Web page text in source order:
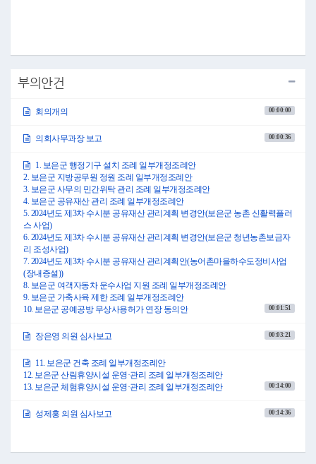
부의안건
회의개의 00:00:00
의회사무과장 보고 00:00:36
1. 보은군 행정기구 설치 조례 일부개정조례안
2. 보은군 지방공무원 정원 조례 일부개정조례안
3. 보은군 사무의 민간위탁 관리 조례 일부개정조례안
4. 보은군 공유재산 관리 조례 일부개정조례안
5. 2024년도 제3차 수시분 공유재산 관리계획 변경안(보은군 농촌 신활력플러
스 사업)
6. 2024년도 제3차 수시분 공유재산 관리계획 변경안(보은군 청년농촌보금자
리 조성사업)
7. 2024년도 제3차 수시분 공유재산 관리계획안(농어촌마을하수도정비사업
(장내증설))
8. 보은군 여객자동차 운수사업 지원 조례 일부개정조례안
9. 보은군 가축사육 제한 조례 일부개정조례안
10. 보은군 공예공방 무상사용허가 연장 동의안
00:01:51
장은영 의원 심사보고 00:03:21
11. 보은군 건축 조례 일부개정조례안
12. 보은군 산림휴양시설 운영·관리 조례 일부개정조례안
13. 보은군 체험휴양시설 운영·관리 조례 일부개정조례안
00:14:00
성제홍 의원 심사보고 00:14:36